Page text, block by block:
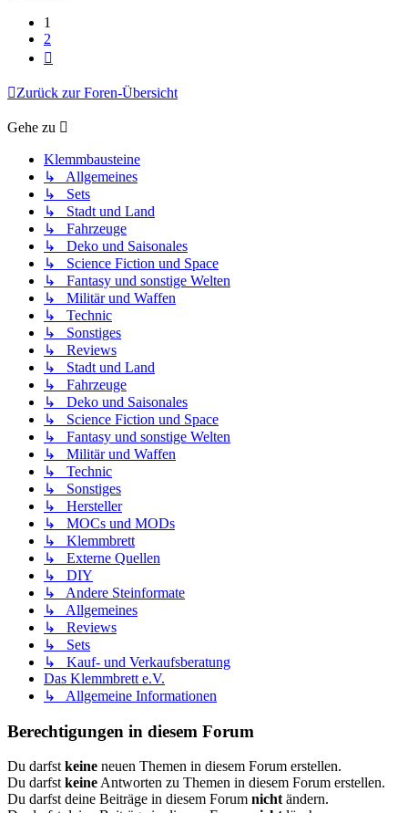
1
2
Zurück zur Foren-Übersicht
Gehe zu
Klemmbausteine
↳ Allgemeines
↳ Sets
↳ Stadt und Land
↳ Fahrzeuge
↳ Deko und Saisonales
↳ Science Fiction und Space
↳ Fantasy und sonstige Welten
↳ Militär und Waffen
↳ Technic
↳ Sonstiges
↳ Reviews
↳ Stadt und Land
↳ Fahrzeuge
↳ Deko und Saisonales
↳ Science Fiction und Space
↳ Fantasy und sonstige Welten
↳ Militär und Waffen
↳ Technic
↳ Sonstiges
↳ Hersteller
↳ MOCs und MODs
↳ Klemmbrett
↳ Externe Quellen
↳ DIY
↳ Andere Steinformate
↳ Allgemeines
↳ Reviews
↳ Sets
↳ Kauf- und Verkaufsberatung
Das Klemmbrett e.V.
↳ Allgemeine Informationen
Berechtigungen in diesem Forum
Du darfst keine neuen Themen in diesem Forum erstellen.
Du darfst keine Antworten zu Themen in diesem Forum erstellen.
Du darfst deine Beiträge in diesem Forum nicht ändern.